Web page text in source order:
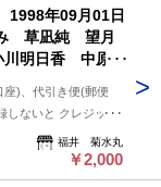
送になります。 ※※※
追跡番号から荷物の
て-- 此方から連絡
入手続き頂ければ幸
場合は キャンセル
頂ければ幸いです。
430円 ※追跡番号あ
プラス 600円 ※追
す。 (下記紹介部分
の場合 ※※郵便局
送について-- 振込確
便局ご利用の場合、
年09月01日
草凪純 望月
明日香 中原翔
栗野みはる 美
)、代引き便(郵便
しないと クレジット
方は支払い方法を
下さい。 --状態につい
れ/使用感等)は ある
福井 菊水丸
￥2,000